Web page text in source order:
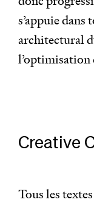
s’appuie dans
architectural
l’optimisation
Creative
Tous les